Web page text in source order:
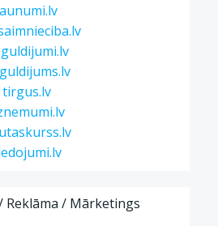
tirgus.lv
Reklāma / Mārketings